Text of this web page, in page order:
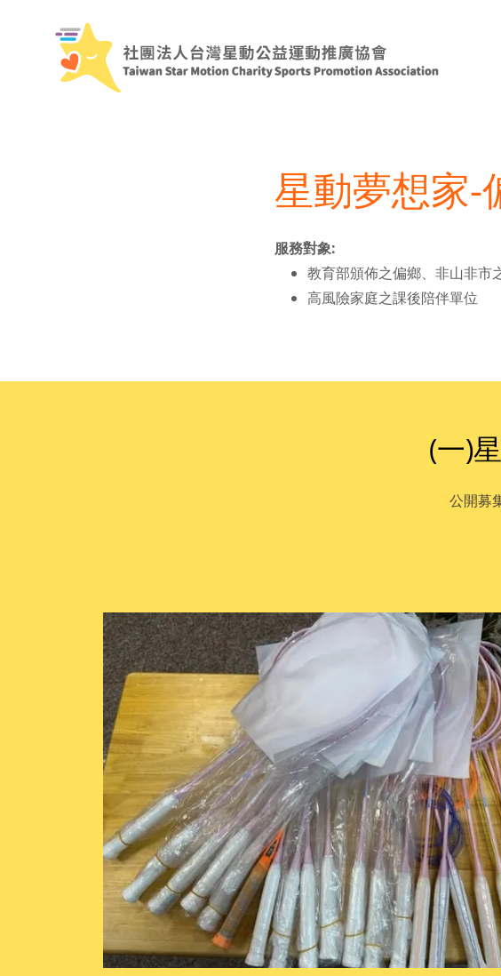
星動夢想家-
服務對象:
教育部頒佈之偏鄉、非山非市
高風險家庭之課後陪伴單位
(一)
公開募